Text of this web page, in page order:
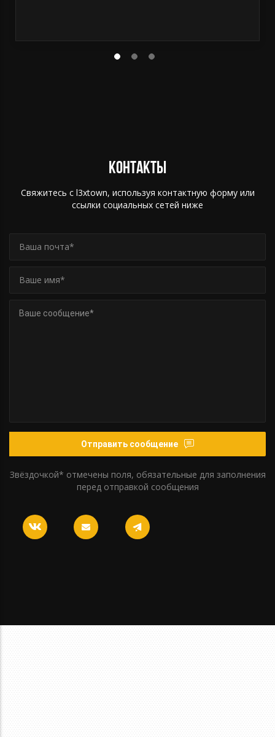
Контакты
Свяжитесь с l3xtown, используя контактную форму или
ссылки социальных сетей ниже
Звёздочкой* отмечены поля, обязательные для заполнения
перед отправкой сообщения
Отправить сообщение